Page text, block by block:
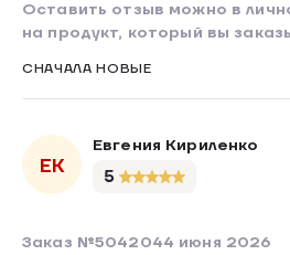
СНАЧАЛА НОВЫЕ
ЕК
Евгения Кириленко
5
Заказ №5042044 июня 2026
Оставить отзыв можно в
на продукт, который вы